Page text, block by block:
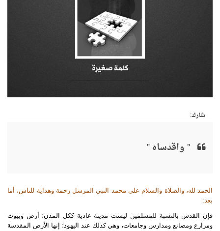
شارك:
" واقدساه "
الحمد لله، والصلاة والسلام على محمد النبي المرسل رحمة وهداية للناس، أما
بعد:
فإن القدس بالنسبة للمسلمين ليست مدينة عادية ككل المدن؛ أرض وبيوت
ومزارع ومصانع ومدارس وجامعات، وهي كذلك عند اليهود؛ إنها الأرض المقدسة